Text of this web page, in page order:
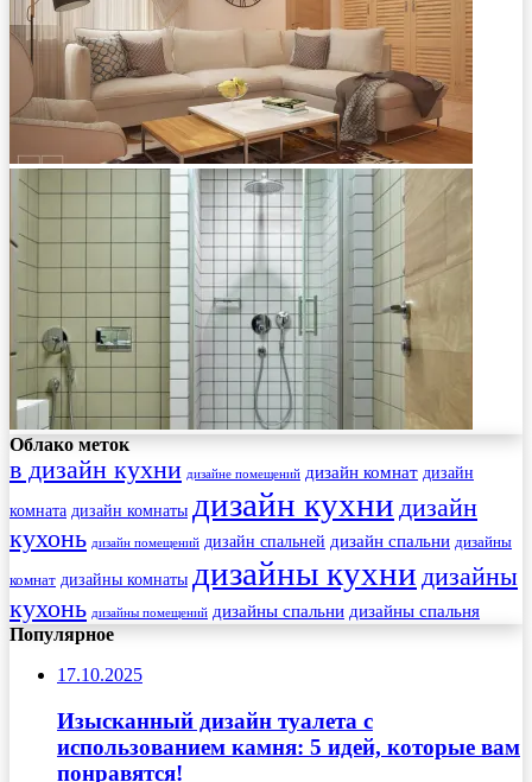
Облако меток
в дизайн кухни дизайне помещений дизайн комнат дизайн
комната дизайн комнаты дизайн кухни дизайн
кухонь дизайн помещений дизайн спальней дизайн спальни дизайны
комнат дизайны комнаты дизайны кухни дизайны
кухонь дизайны помещений дизайны спальни дизайны спальня
Популярное
17.10.2025
Изысканный дизайн туалета с
использованием камня: 5 идей, которые вам
понравятся!